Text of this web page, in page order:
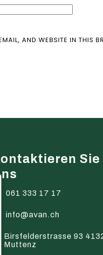
AND WEBSITE IN THIS
Sie
061 333 17 17
info@avan.ch
Birsfelderstrasse 93
Muttenz